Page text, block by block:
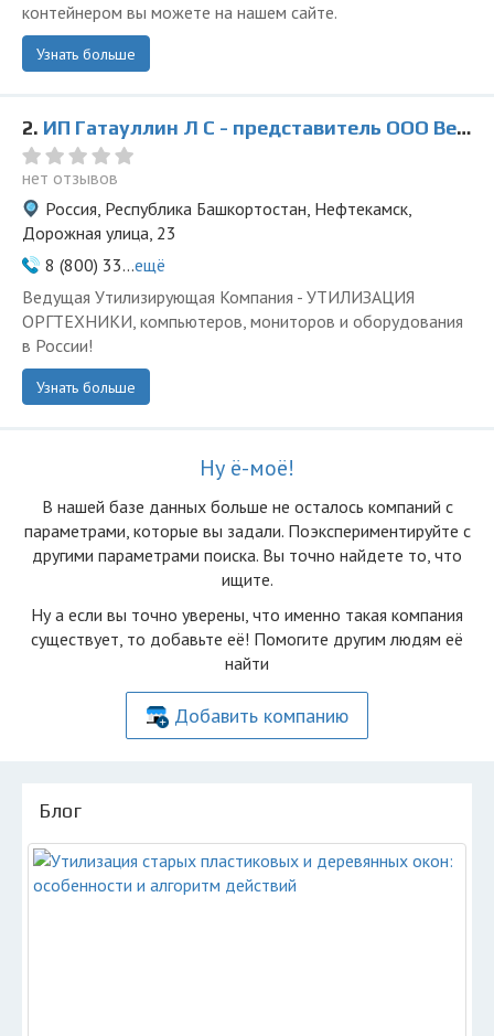
контейнером вы можете на нашем сайте.
Узнать больше
2. ИП Гатауллин Л С - представитель ООО Ведущая Утилизирующая Компания
нет отзывов
Россия, Республика Башкортостан, Нефтекамск,
Дорожная улица, 23
8 (800) 33...ещё
Ведущая Утилизирующая Компания - УТИЛИЗАЦИЯ
ОРГТЕХНИКИ, компьютеров, мониторов и оборудования
в России!
Узнать больше
Ну ё-моё!
В нашей базе данных больше не осталоcь компаний с
параметрами, которые вы задали. Поэкспериментируйте с
другими параметрами поиска. Вы точно найдете то, что
ищите.
Ну а если вы точно уверены, что именно такая компания
существует, то добавьте её! Помогите другим людям её
найти
Добавить компанию
Блог